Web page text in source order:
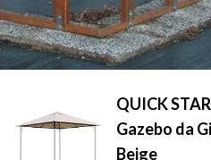
QUICK
Gazebo da
Beige